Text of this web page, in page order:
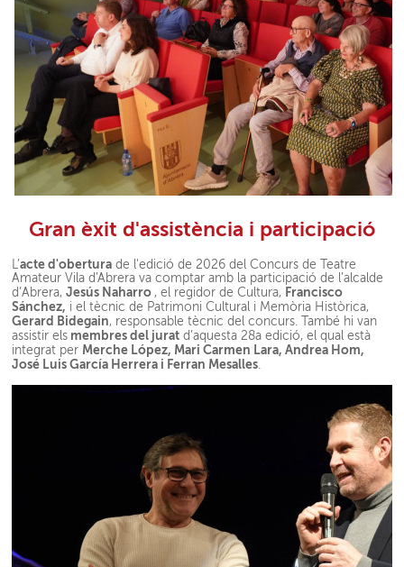
Gran èxit d'assistència i participació
L’acte d'obertura de l'edició de 2026 del Concurs de Teatre
Amateur Vila d'Abrera va comptar amb la participació de l’alcalde
d’Abrera,Jesús Naharro , el regidor de Cultura, Francisco
Sánchez, i el tècnic de Patrimoni Cultural i Memòria Històrica,
Gerard Bidegain, responsable tècnic del concurs. També hi van
assistir els membres del jurat d’aquesta 28a edició, el qual està
integrat per Merche López, Mari Carmen Lara, Andrea Hom,
José Luis García Herrera i Ferran Mesalles